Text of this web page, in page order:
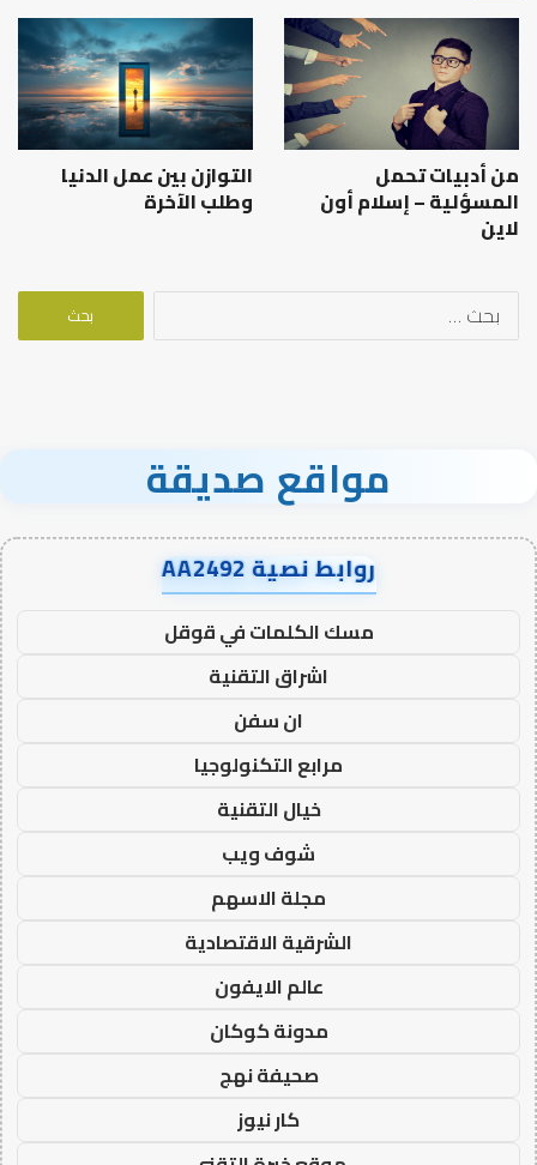
من أدبيات تحمل
المسؤلية – إسلام أون
لاين
التوازن بين عمل الدنيا
وطلب الآخرة
البحث
مواقع صديقة
روابط نصية AA2492
مسك الكلمات في قوقل
اشراق التقنية
ان سفن
مرابع التكنولوجيا
خيال التقنية
شوف ويب
مجلة الاسهم
الشرقية الاقتصادية
عالم الايفون
مدونة كوكان
صحيفة نهج
كار نيوز